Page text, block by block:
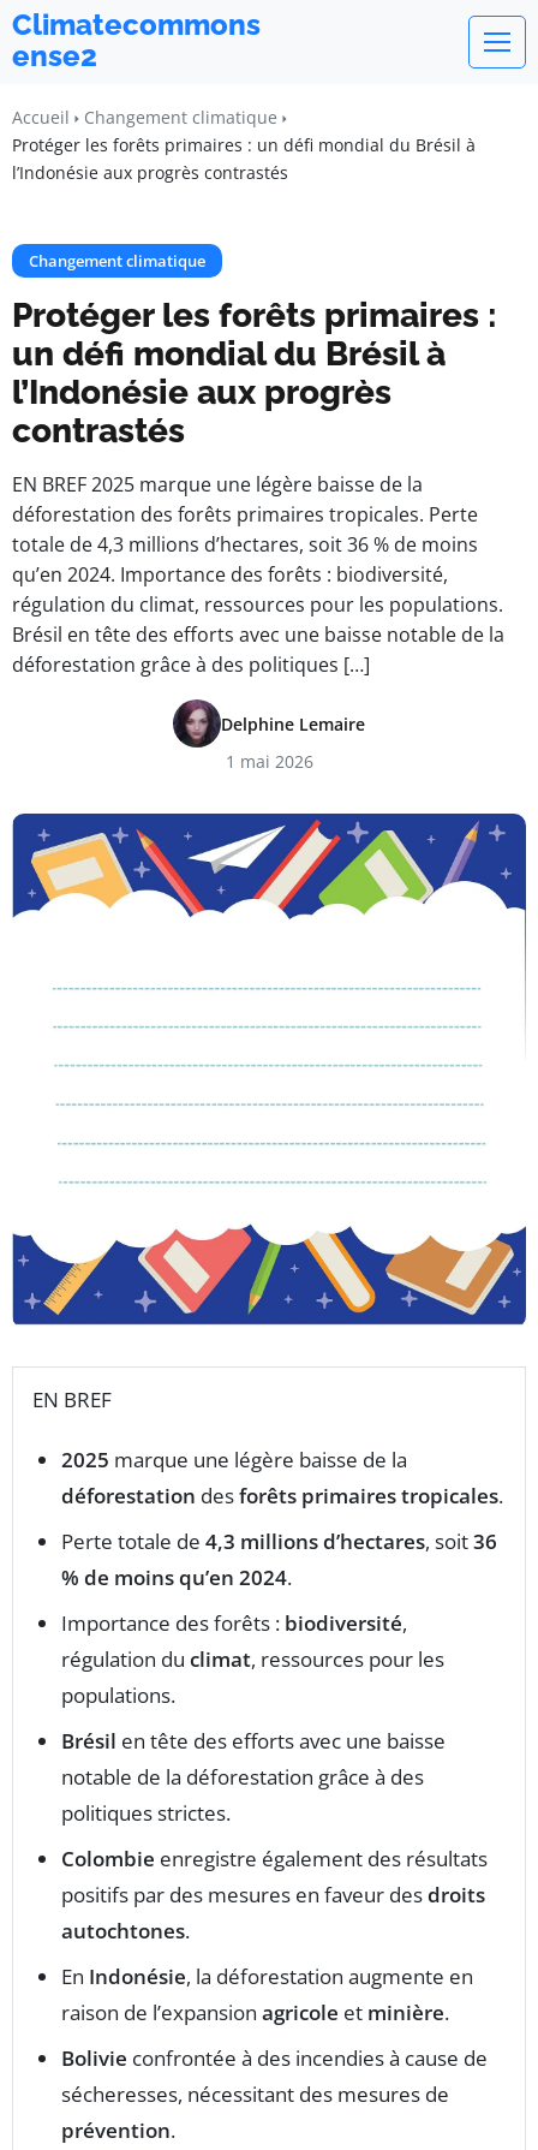
Climatecommons
ense2
Accueil
Changement climatique
Protéger les forêts primaires : un défi mondial du Brésil à
l’Indonésie aux progrès contrastés
Changement climatique
Protéger les forêts primaires :
un défi mondial du Brésil à
l’Indonésie aux progrès
contrastés
EN BREF 2025 marque une légère baisse de la
déforestation des forêts primaires tropicales. Perte
totale de 4,3 millions d’hectares, soit 36 % de moins
qu’en 2024. Importance des forêts : biodiversité,
régulation du climat, ressources pour les populations.
Brésil en tête des efforts avec une baisse notable de la
déforestation grâce à des politiques […]
Delphine Lemaire
1 mai 2026
EN BREF
2025 marque une légère baisse de la
déforestation desforêts primaires tropicales.
Perte totale de 4,3 millions d’hectares, soit36
% de moins qu’en 2024.
Importance des forêts : biodiversité,
régulation du climat, ressources pour les
populations.
Brésil en tête des efforts avec une baisse
notable de la déforestation grâce à des
politiques strictes.
Colombie enregistre également des résultats
positifs par des mesures en faveur desdroits
autochtones.
En Indonésie, la déforestation augmente en
raison de l’expansion agricole et minière.
Bolivie confrontée à des incendies à cause de
sécheresses, nécessitant des mesures de
prévention.